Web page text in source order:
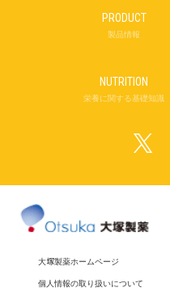
PRODUCT
製品情報
NUTRITION
栄養に関する基礎知識
大塚製薬ホームページ
個人情報の取り扱いについて